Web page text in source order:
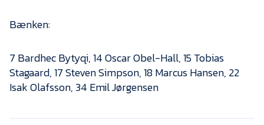
Bænken:
7 Bardhec Bytyqi, 14 Oscar Obel-Hall, 15 Tobias
Stagaard, 17 Steven Simpson, 18 Marcus Hansen, 22
Isak Olafsson, 34 Emil Jørgensen